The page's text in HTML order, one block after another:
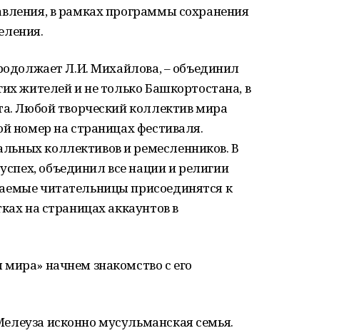
в рамках программы сохранения
Л.И. Михайлова, – объединил
жителей и не только Башкортостана, в
Любой творческий коллектив мира
номер на страницах фестиваля.
коллективов и ремесленников. В
объединил все нации и религии
читательницы присоединятся к
на страницах аккаунтов в
начнем знакомство с его
исконно мусульманская семья.